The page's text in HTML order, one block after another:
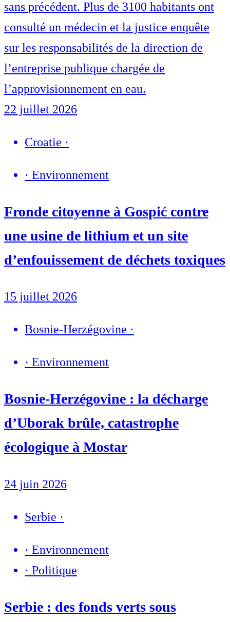
sans précédent. Plus de 3100 habitants ont
consulté un médecin et la justice enquête
sur les responsabilités de la direction de
l’entreprise publique chargée de
l’approvisionnement en eau.
22 juillet 2026
Croatie ·
· Environnement
Fronde citoyenne à Gospić contre
une usine de lithium et un site
d’enfouissement de déchets toxiques
15 juillet 2026
Bosnie-Herzégovine ·
· Environnement
Bosnie-Herzégovine : la décharge
d’Uborak brûle, catastrophe
écologique à Mostar
24 juin 2026
Serbie ·
· Environnement
· Politique
Serbie : des fonds verts sous